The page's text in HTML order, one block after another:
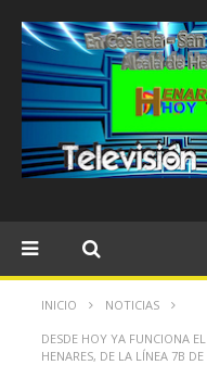
INICIO NOTICIAS
DESDE HOY YA FUNCIONA
HENARES, DE LA LÍNEA 7B